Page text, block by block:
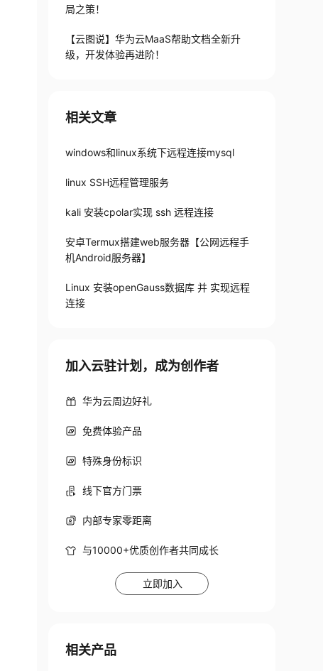
局之策！
【云图说】华为云MaaS帮助文档全新升
级，开发体验再进阶！
相关文章
windows和linux系统下远程连接mysql
linux SSH远程管理服务
kali 安装cpolar实现 ssh 远程连接
安卓Termux搭建web服务器【公网远程手
机Android服务器】
Linux 安装openGauss数据库 并 实现远程
连接
加入云驻计划，成为创作者
华为云周边好礼
免费体验产品
特殊身份标识
线下官方门票
内部专家零距离
与10000+优质创作者共同成长
立即加入
相关产品